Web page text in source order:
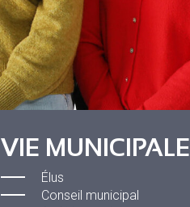
VIE MUNICIPALE
Élus
Conseil municipal